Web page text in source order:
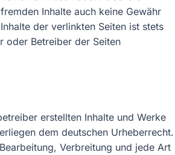
Inhalte auch keine Gewähr
der verlinkten Seiten ist stets
oder Betreiber der Seiten
erstellten Inhalte und Werke
dem deutschen Urheberrecht.
Verbreitung und jede Art